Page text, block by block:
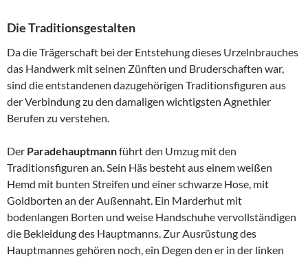
Die Traditionsgestalten
Da die Trägerschaft bei der Entstehung dieses Urzelnbrauches
das Handwerk mit seinen Zünften und Bruderschaften war,
sind die entstandenen dazugehörigen Traditionsfiguren aus
der Verbindung zu den damaligen wichtigsten Agnethler
Berufen zu verstehen.
Der Paradehauptmannführt den Umzug mit den
Traditionsfiguren an. Sein Häs besteht aus einem weißen
Hemd mit bunten Streifen und einer schwarze Hose, mit
Goldborten an der Außennaht. Ein Marderhut mit
bodenlangen Borten und weise Handschuhe vervollständigen
die Bekleidung des Hauptmanns. Zur Ausrüstung des
Hauptmannes gehören noch, ein Degen den er in der linken